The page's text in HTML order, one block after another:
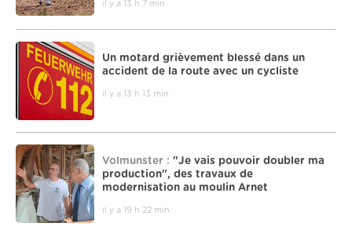
il y a 13 h 7 min
Un motard grièvement blessé dans un
accident de la route avec un cycliste
il y a 13 h 13 min
Volmunster : "Je vais pouvoir doubler ma
production", des travaux de
modernisation au moulin Arnet
il y a 19 h 22 min